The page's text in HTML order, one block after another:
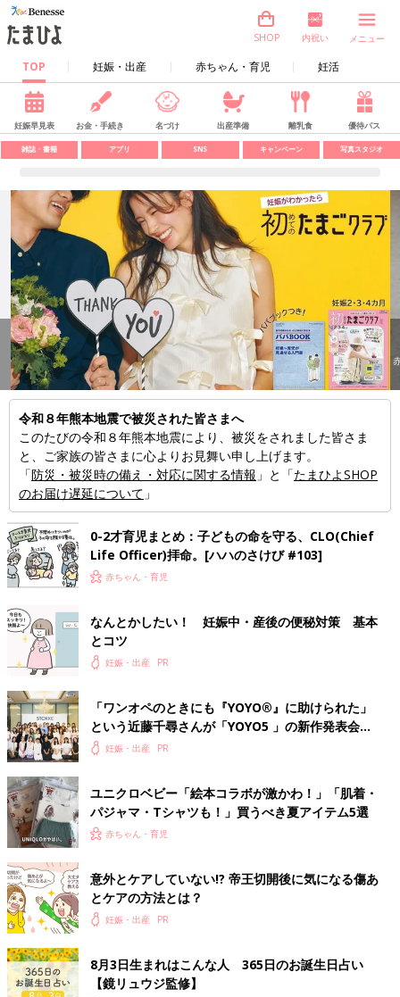
TOP 妊娠・出産 赤ちゃん・育児 妊活
SHOP 内祝い メニュー
妊娠早見表 お金・手続き 名づけ 出産準備 離乳食 優待パス
雑誌・書籍 アプリ SNS キャンペーン 写真スタジオ
令和８年熊本地震で被災された皆さまへ
このたびの令和８年熊本地震により、被災をされました皆さま
と、ご家族の皆さまに心よりお見舞い申し上げます。
「防災・被災時の備え・対応に関する情報 」と「たまひよSHOP
のお届け遅延について 」
0-2才育児まとめ：子どもの命を守る、CLO(Chief
Life Officer)拝命。[ハハのさけび #103]
赤ちゃん・育児
なんとかしたい！ 妊娠中・産後の便秘対策 基本
とコツ
妊娠・出産
「ワンオペのときにも『YOYO®』に助けられた」
という近藤千尋さんが「YOYO5 」の新作発表会に
登場。「YOYO®」を愛用し続けている魅力とは!?
妊娠・出産
ユニクロベビー「絵本コラボが激かわ！」「肌着・
パジャマ・Tシャツも！」買うべき夏アイテム5選
赤ちゃん・育児
意外とケアしていない!? 帝王切開後に気になる傷あ
とケアの方法とは？
妊娠・出産
8月3日生まれはこんな人 365日のお誕生日占い
【鏡リュウジ監修】